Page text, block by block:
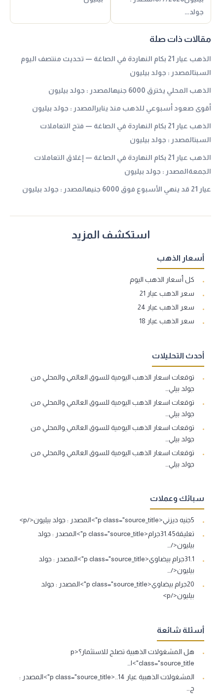
جولد…
مقالات ذات صلة
الذهب عيار 21 بكام النهاردة في الصاغة — تحديث منتصف اليوم
السبتالمصدر : جولد بيليون
الذهب المحلي يخترق 6000 جنيهالمصدر : جولد بيليون
أقوى صعود أسبوعي للذهب منذ ينايرالمصدر : جولد بيليون
الذهب عيار 21 بكام النهاردة في الصاغة — فتح التعاملات
السبتالمصدر : جولد بيليون
الذهب عيار 21 بكام النهاردة في الصاغة — إغلاق التعاملات
الجمعةالمصدر : جولد بيليون
عيار 21 قد ينهي الأسبوع فوق 6000 جنيهالمصدر : جولد بيليون
استكشف المزيد
أسعار الذهب
كل أسعار الذهب اليوم
سعر الذهب عيار 21
سعر الذهب عيار 24
سعر الذهب عيار 18
أحدث التحليلات
توقعات اسعار الذهب اليومية للسوق العالمي والمحلي من
جولد بيلي…
توقعات اسعار الذهب اليومية للسوق العالمي والمحلي من
جولد بيلي…
توقعات اسعار الذهب اليومية للسوق العالمي والمحلي من
جولد بيلي…
توقعات اسعار الذهب اليومية للسوق العالمي والمحلي من
جولد بيلي…
سبائك وعملات
5جنيه ديزني<p class="source_title">المصدر : جولد بيليون</p>
تعليقة31.45جرام<p class="source_title">المصدر : جولد
بيليون</…
31.1جرام بيضاوي<p class="source_title">المصدر : جولد
بيليون</…
20جرام بيضاوي<p class="source_title">المصدر : جولد
بيليون</p>
أسئلة شائعة
هل المشغولات الذهبية تصلح للاستثمار؟<p
class="source_title">ا…
المشغولات الذهبية عيار 14..<p class="source_title">المصدر :
ج…